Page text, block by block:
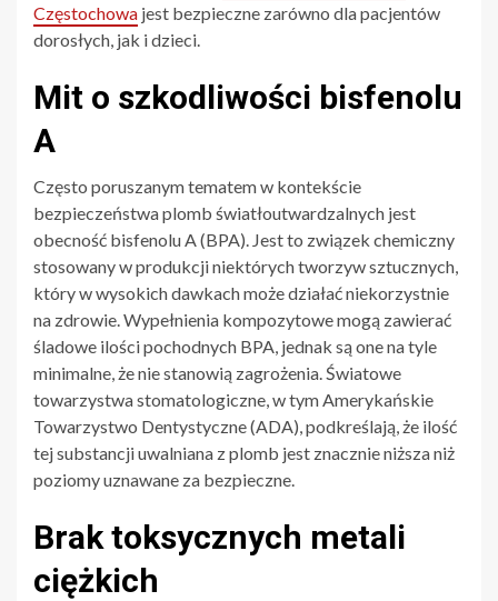
Częstochowa jest bezpieczne zarówno dla pacjentów
dorosłych, jak i dzieci.
Mit o szkodliwości bisfenolu
A
Często poruszanym tematem w kontekście
bezpieczeństwa plomb światłoutwardzalnych jest
obecność bisfenolu A (BPA). Jest to związek chemiczny
stosowany w produkcji niektórych tworzyw sztucznych,
który w wysokich dawkach może działać niekorzystnie
na zdrowie. Wypełnienia kompozytowe mogą zawierać
śladowe ilości pochodnych BPA, jednak są one na tyle
minimalne, że nie stanowią zagrożenia. Światowe
towarzystwa stomatologiczne, w tym Amerykańskie
Towarzystwo Dentystyczne (ADA), podkreślają, że ilość
tej substancji uwalniana z plomb jest znacznie niższa niż
poziomy uznawane za bezpieczne.
Brak toksycznych metali
ciężkich